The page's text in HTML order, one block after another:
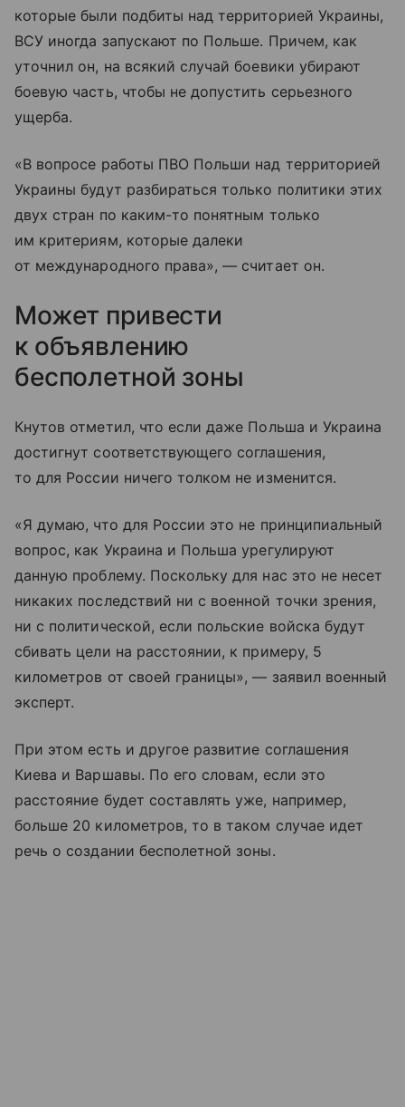
которые были подбиты над территорией Украины,
ВСУ иногда запускают по Польше. Причем, как
уточнил он, на всякий случай боевики убирают
боевую часть, чтобы не допустить серьезного
ущерба.
«В вопросе работы ПВО Польши над территорией
Украины будут разбираться только политики этих
двух стран по каким-то понятным только
им критериям, которые далеки
от международного права», — считает он.
Может привести
к объявлению
бесполетной зоны
Кнутов отметил, что если даже Польша и Украина
достигнут соответствующего соглашения,
то для России ничего толком не изменится.
«Я думаю, что для России это не принципиальный
вопрос, как Украина и Польша урегулируют
данную проблему. Поскольку для нас это не несет
никаких последствий ни с военной точки зрения,
ни с политической, если польские войска будут
сбивать цели на расстоянии, к примеру, 5
километров от своей границы», — заявил военный
эксперт.
При этом есть и другое развитие соглашения
Киева и Варшавы. По его словам, если это
расстояние будет составлять уже, например,
больше 20 километров, то в таком случае идет
речь о создании бесполетной зоны.